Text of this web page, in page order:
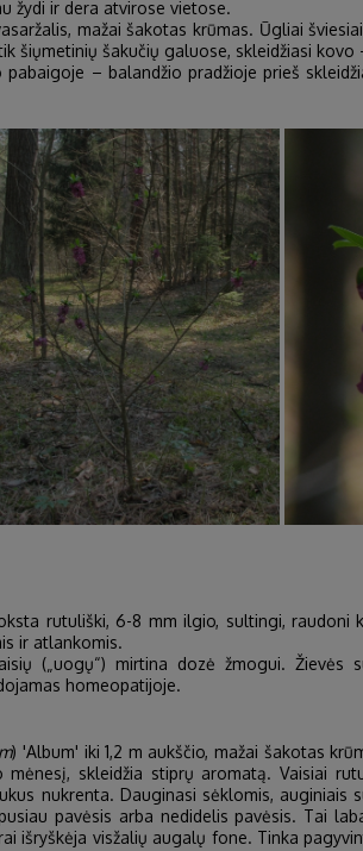
žydi ir dera atvirose vietose.
mažai šakotas krūmas. Ūgliai
šiųmetinių šakučių galuose, skleidžiasi
– balandžio pradžioje prieš
rutuliški, 6-8 mm ilgio, sultingi, raudoni
ir atlankomis.
(„uogų“) mirtina dozė žmogui.
homeopatijoje.
) 'Album' iki 1,2 m aukščio, mažai šakotas
mėnesį, skleidžia stiprų aromatą. Vaisiai
nukrenta. Dauginasi sėklomis,
pavėsis arba nedidelis pavėsis. Tai
išryškėja visžalių augalų fone. Tinka